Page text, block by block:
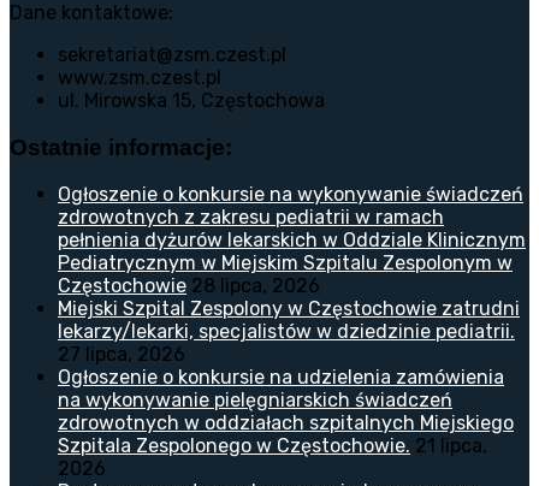
Dane kontaktowe:
sekretariat@zsm.czest.pl
www.zsm.czest.pl
ul. Mirowska 15, Częstochowa
Ostatnie informacje:
Ogłoszenie o konkursie na wykonywanie świadczeń
zdrowotnych z zakresu pediatrii w ramach
pełnienia dyżurów lekarskich w Oddziale Klinicznym
Pediatrycznym w Miejskim Szpitalu Zespolonym w
Częstochowie 28 lipca, 2026
Miejski Szpital Zespolony w Częstochowie zatrudni
lekarzy/lekarki, specjalistów w dziedzinie pediatrii.
27 lipca, 2026
Ogłoszenie o konkursie na udzielenia zamówienia
na wykonywanie pielęgniarskich świadczeń
zdrowotnych w oddziałach szpitalnych Miejskiego
Szpitala Zespolonego w Częstochowie. 21 lipca,
2026